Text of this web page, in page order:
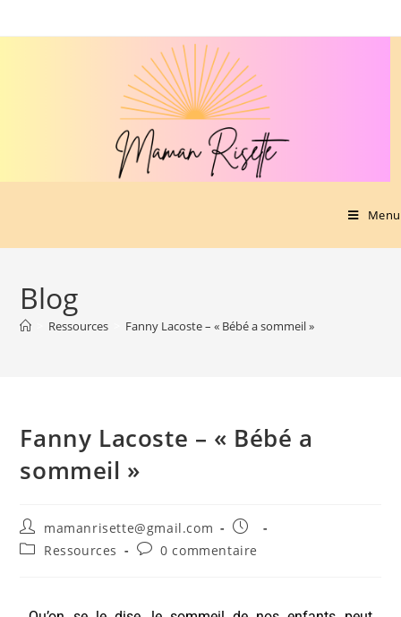
Menu
Blog
Ressources Fanny Lacoste – « Bébé a sommeil »
Fanny Lacoste – « Bébé a
sommeil »
mamanrisette@gmail.com
Ressources
0 commentaire